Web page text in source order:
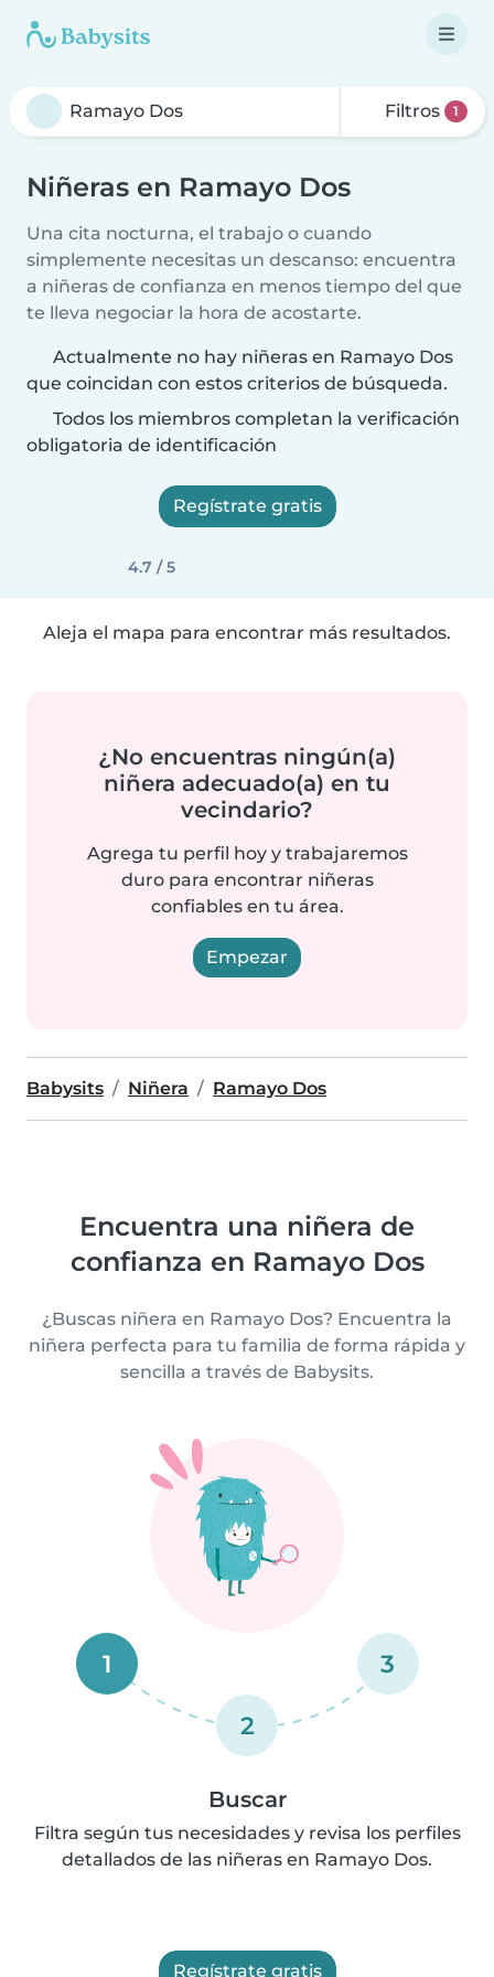
Filtros 1
Niñeras en Ramayo Dos
Una cita nocturna, el trabajo o cuando
simplemente necesitas un descanso: encuentra
a niñeras de confianza en menos tiempo del que
te lleva negociar la hora de acostarte.
Actualmente no hay niñeras en Ramayo Dos
que coincidan con estos criterios de búsqueda.
Todos los miembros completan la verificación
obligatoria de identificación
Regístrate gratis
4.7 / 5
Aleja el mapa para encontrar más resultados.
¿No encuentras ningún(a)
niñera adecuado(a) en tu
vecindario?
Agrega tu perfil hoy y trabajaremos
duro para encontrar niñeras
confiables en tu área.
Empezar
Babysits Niñera Ramayo Dos
Encuentra una niñera de
confianza en Ramayo Dos
¿Buscas niñera en Ramayo Dos? Encuentra la
niñera perfecta para tu familia de forma rápida y
sencilla a través de Babysits.
1
2
3
Buscar
Filtra según tus necesidades y revisa los perfiles
detallados de las niñeras en Ramayo Dos.
Regístrate gratis